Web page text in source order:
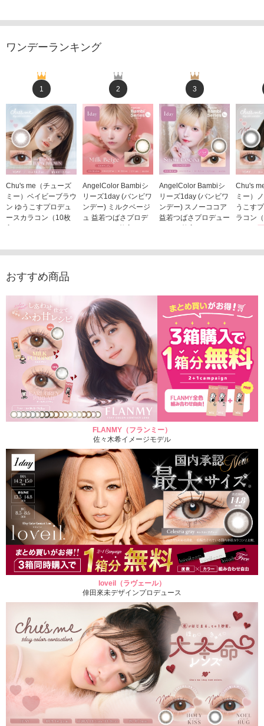
ワンデーランキング
1
Chu's me（チューズ
ミー）ベイビーブラウ
ン ゆうこすプロデュ
ースカラコン（10枚
入り）
2
AngelColor Bambiシ
リーズ1day (バンビワ
ンデー) ミルクベージ
ュ 益若つばさプロデ
ュース（10枚入り）
3
AngelColor Bambiシ
リーズ1day (バンビワ
ンデー) スノーココア
益若つばさプロデュー
ス（10枚入り）
Chu's
ミー）
うこす
ラコン
おすすめ商品
FLANMY（フランミー）
佐々木希イメージモデル
loveil（ラヴェール）
倖田來未デザインプロデュース